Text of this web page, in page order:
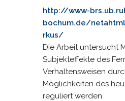
http://www-
bochum.de/
rkus/
Die Arbeit untersucht
Subjekteffekte des
Verhaltensweisen
Möglichkeiten des
reguliert werden.